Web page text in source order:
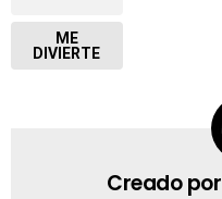
ME
DIVIERTE
Creado por